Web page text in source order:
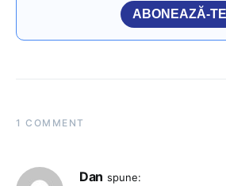
ABONEAZĂ-TE
1 COMMENT
Dan spune: